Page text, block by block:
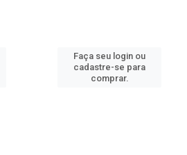
Faça seu login ou
cadastre-se para
comprar.